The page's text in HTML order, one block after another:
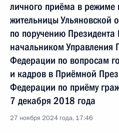
личного приёма в режиме
жительницы Ульяновской
по поручению
начальником Управления
Федерации по вопросам
и кадров в Приёмной
Федерации по приёму
7 декабря 2018 года
27 ноября 2024 года, 17:46